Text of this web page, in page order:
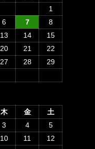
1
6 7
8
13 14
15
20 21
22
27 28
29
木 金
土
3 4
5
10 11
12